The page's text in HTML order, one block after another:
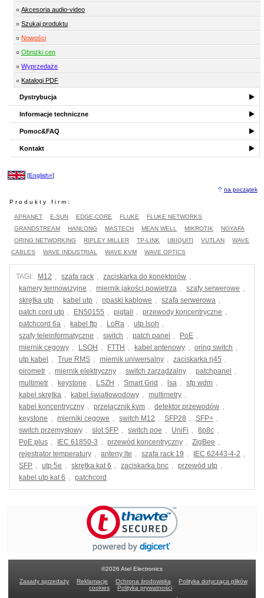
Akcesoria audio-video
Szukaj produktu
Nowości
Obniżki cen
Wyprzedaże
Katalogi PDF
Dystrybucja
Informacje techniczne
Pomoc&FAQ
Kontakt
[English»]
na początek
Produkty firm:
APRANET E-SUN EDGE-CORE FLUKE
FLUKE NETWORKS
GRANDSTREAM
HANLONG MASTECH MEAN WELL MIKROTIK
NOYAFA
ORING NETWORKING
RIPLEY MILLER TP-LINK UBIQUITI VUTLAN
WAVE
CABLES
WAVE INDUSTRIAL WAVE KVM WAVE OPTICS
TAGI: M12 , szafa rack , zaciskarka do konektorów ,
kamery termowizyjne , miernik jakości powietrza , szafy serwerowe ,
skrętka utp , kabel utp , opaski kablowe , szafa serwerowa ,
patch cord utp , EN50155 , pigtail , przewody koncentryczne ,
patchcord 6a , kabel ftp , LoRa , utp lsoh ,
szafy teleinformatyczne , switch , patch panel , PoE ,
miernik cęgowy , LSOH , FTTH , kabel antenowy , oring switch ,
utp kabel
, True RMS , miernik uniwersalny , zaciskarka rj45 ,
pirometr , miernik elektryczny , switch zarządzalny , patchpanel
,
multimetr , keystone , LSZH , Smart Grid , lsa , sfp wdm ,
kabel skrętka , kabel światłowodowy , multimetry ,
kabel koncentryczny , przełącznik kvm , detektor przewodów ,
keystone , mierniki cęgowe , switch M12 , SFP28 , SFP+ ,
switch przemysłowy , slot SFP , switch poe , UniFi , 8p8c ,
PoE plus , IEC 61850-3 , przewód koncentryczny , ZigBee ,
rejestrator temperatury , anteny lte , szafa rack 19 , IEC 62443-4-2 ,
SFP , utp 5e , skrętka kat 6 , zaciskarka bnc , przewód utp ,
kabel utp kat 6 , patchcord
©2026 Atel Electronics
Zasady sprzedaży
Reklamacje Ochrona środowiska
Polityka dotycząca plików
cookies
Polityka prywatności